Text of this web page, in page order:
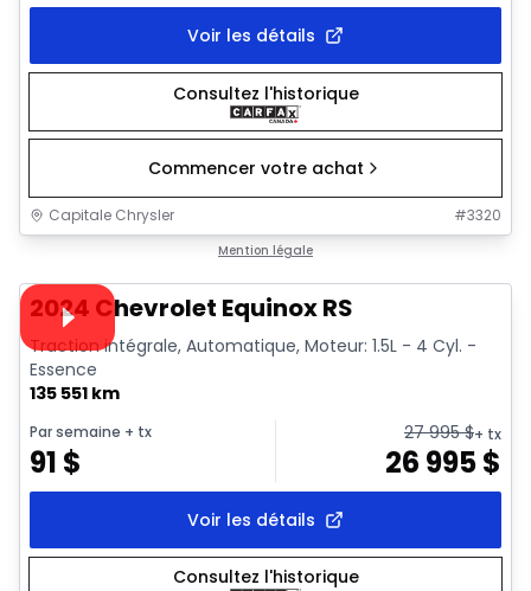
Voir les détails
Consultez l'historique
Commencer votre achat
Capitale Chrysler #3320
Mention légale
Vidéo disponible
2024 Chevrolet Equinox RS
Traction intégrale, Automatique, Moteur: 1.5L - 4 Cyl. -
Essence
135 551 km
Par semaine + tx
91 $
27 995$+ tx
26 995$
Voir les détails
Consultez l'historique